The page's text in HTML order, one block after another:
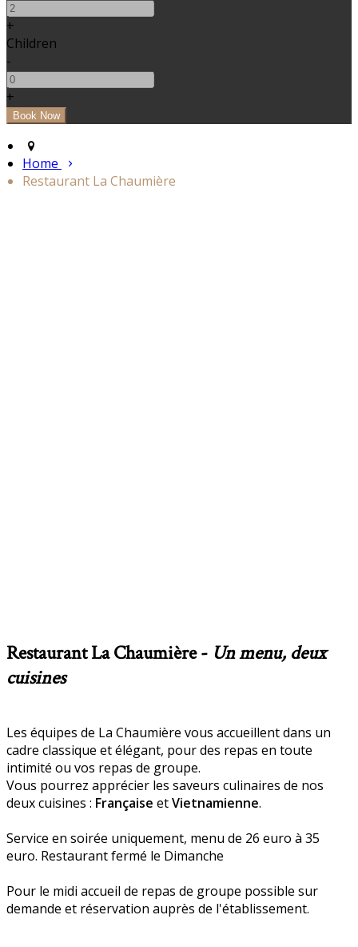
+
Children
-
+
Home
Restaurant La Chaumière
Restaurant La Chaumière - Un menu, deux
cuisines
Les équipes de La Chaumière vous accueillent dans un
cadre classique et élégant, pour des repas en toute
intimité ou vos repas de groupe.
Vous pourrez apprécier les saveurs culinaires de nos
deux cuisines : Française etVietnamienne.
Service en soirée uniquement, menu de 26 euro à 35
euro. Restaurant fermé le Dimanche
Pour le midi accueil de repas de groupe possible sur
demande et réservation auprès de l'établissement.